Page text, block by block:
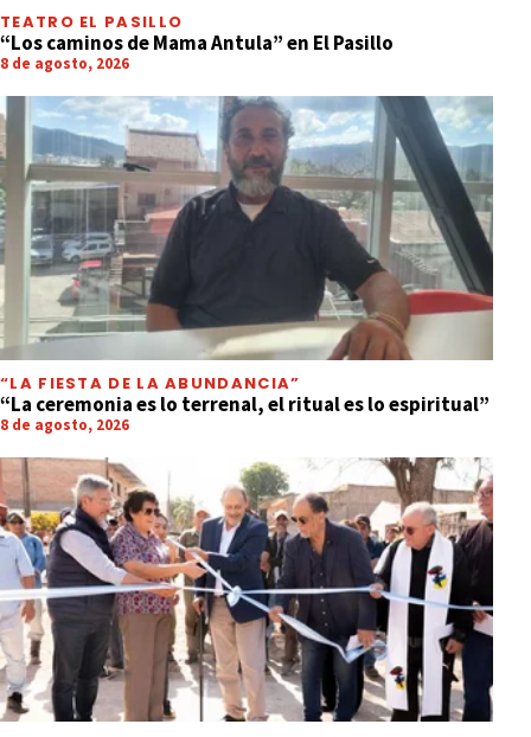
TEATRO EL PASILLO
“Los caminos de Mama Antula” en El Pasillo
8 de agosto, 2026
“LA FIESTA DE LA ABUNDANCIA”
“La ceremonia es lo terrenal, el ritual es lo espiritual”
8 de agosto, 2026